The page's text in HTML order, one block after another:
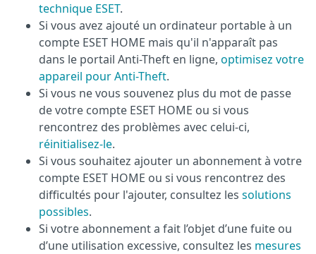
technique ESET.
Si vous avez ajouté un ordinateur portable à un
compte ESET HOME mais qu'il n'apparaît pas
dans le portail Anti-Theft en ligne, optimisez votre
appareil pour Anti-Theft.
Si vous ne vous souvenez plus du mot de passe
de votre compte ESET HOME ou si vous
rencontrez des problèmes avec celui-ci,
réinitialisez-le.
Si vous souhaitez ajouter un abonnement à votre
compte ESET HOME ou si vous rencontrez des
difficultés pour l'ajouter, consultez les solutions
possibles.
Si votre abonnement a fait l’objet d’une fuite ou
d’une utilisation excessive, consultez les mesures